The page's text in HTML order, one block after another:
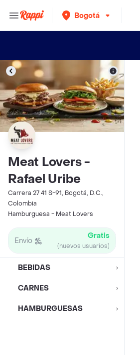
Bogotá
Meat Lovers -
Rafael Uribe
Carrera 27 41 S-91, Bogotá, D.C.,
Colombia
Hamburguesa - Meat Lovers
Envío Gratis
(nuevos usuarios)
BEBIDAS
CARNES
HAMBURGUESAS